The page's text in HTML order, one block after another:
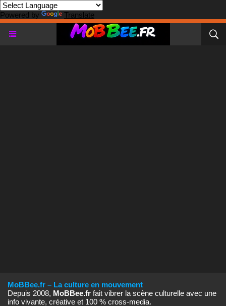
Powered by Translate
MoBBee.fr – La culture en mouvement
Depuis 2008, MoBBee.fr fait vibrer la scène culturelle avec une
info vivante, créative et 100 % cross‑media.